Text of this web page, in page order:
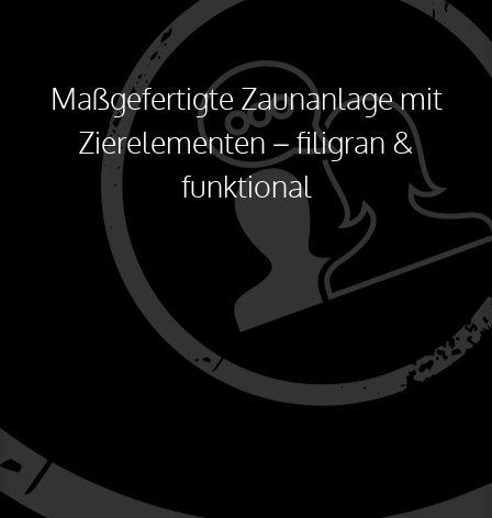
Maßgefertigte Zaunanlage mit
Zierelementen – filigran &
funktional